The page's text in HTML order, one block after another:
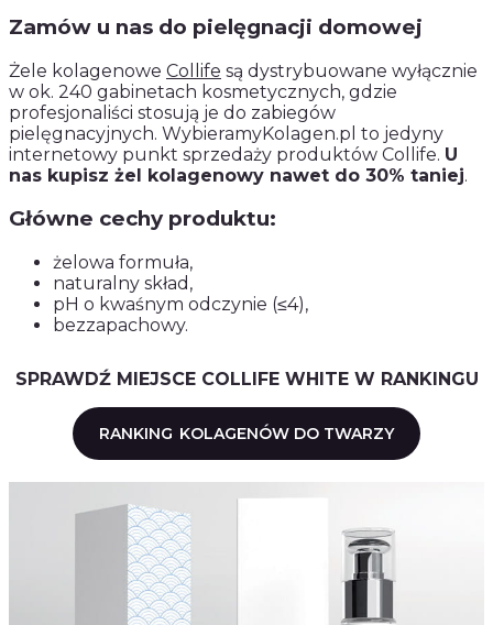
Zamów u nas do pielęgnacji domowej
Żele kolagenowe Collife są dystrybuowane wyłącznie
w ok. 240 gabinetach kosmetycznych, gdzie
profesjonaliści stosują je do zabiegów
pielęgnacyjnych. WybieramyKolagen.pl to jedyny
internetowy punkt sprzedaży produktów Collife. U
nas kupisz żel kolagenowy nawet do 30% taniej.
Główne cechy produktu:
żelowa formuła,
naturalny skład,
pH o kwaśnym odczynie (≤4),
bezzapachowy.
SPRAWDŹ MIEJSCE COLLIFE WHITE W RANKINGU
RANKING KOLAGENÓW DO TWARZY